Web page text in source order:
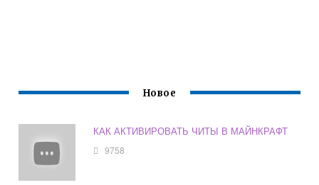
Новое
КАК АКТИВИРОВАТЬ ЧИТЫ В МАЙНКРАФТ
9758